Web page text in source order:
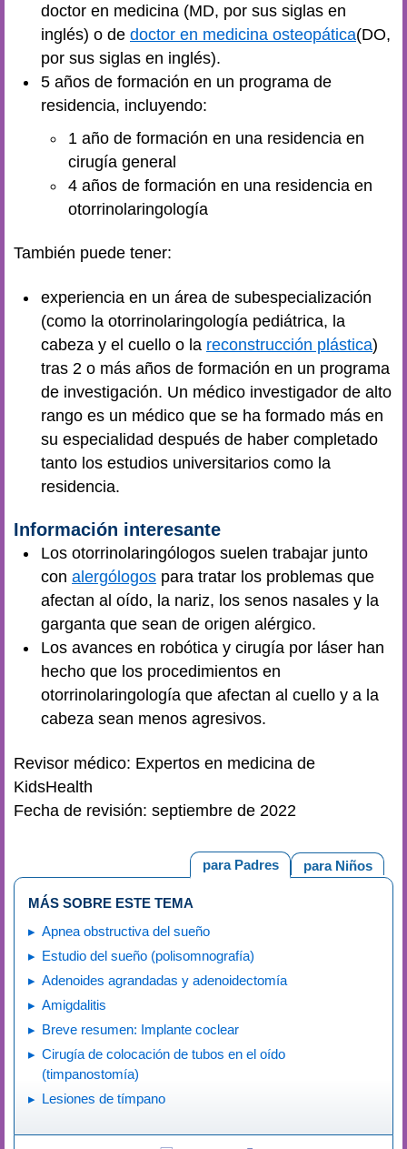
doctor en medicina (MD, por sus siglas en
inglés) o de doctor en medicina osteopática(DO,
por sus siglas en inglés).
5 años de formación en un programa de
residencia, incluyendo:
1 año de formación en una residencia en
cirugía general
4 años de formación en una residencia en
otorrinolaringología
También puede tener:
experiencia en un área de subespecialización
(como la otorrinolaringología pediátrica, la
cabeza y el cuello o la reconstrucción plástica)
tras 2 o más años de formación en un programa
de investigación. Un médico investigador de alto
rango es un médico que se ha formado más en
su especialidad después de haber completado
tanto los estudios universitarios como la
residencia.
Información interesante
Los otorrinolaringólogos suelen trabajar junto
con alergólogos para tratar los problemas que
afectan al oído, la nariz, los senos nasales y la
garganta que sean de origen alérgico.
Los avances en robótica y cirugía por láser han
hecho que los procedimientos en
otorrinolaringología que afectan al cuello y a la
cabeza sean menos agresivos.
Revisor médico: Expertos en medicina de
KidsHealth
Fecha de revisión: septiembre de 2022
para Niños
para Padres
MÁS SOBRE ESTE TEMA
Apnea obstructiva del sueño
Estudio del sueño (polisomnografía)
Adenoides agrandadas y adenoidectomía
Amigdalitis
Breve resumen: Implante coclear
Cirugía de colocación de tubos en el oído
(timpanostomía)
Lesiones de tímpano